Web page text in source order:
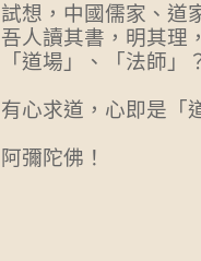
試想，中國儒家、道
吾人讀其書，明其理
「道場」、「法師」
有心求道，心即是「
阿彌陀佛！